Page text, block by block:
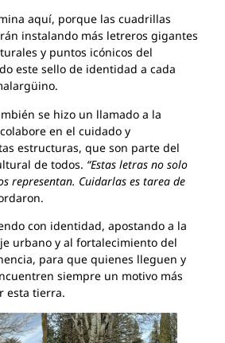
aquí, porque las cuadrillas
instalando más letreros gigantes
y puntos icónicos del
este sello de identidad a cada
se hizo un llamado a la
en el cuidado y
estructuras, que son parte del
de todos. “Estas letras no solo
representan. Cuidarlas es tarea de
con identidad, apostando a la
urbano y al fortalecimiento del
para que quienes lleguen y
siempre un motivo más
esta tierra.